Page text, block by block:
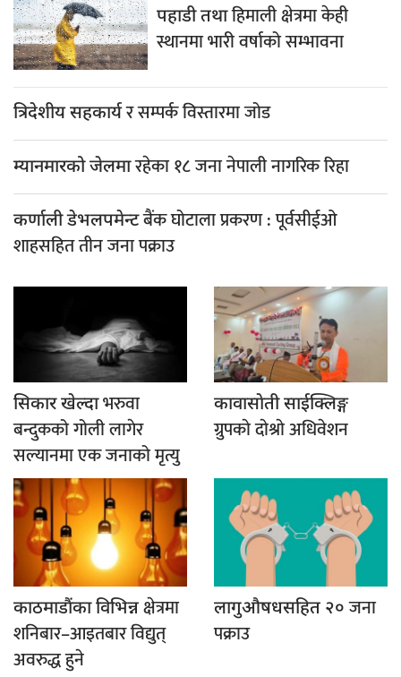
पहाडी तथाहिमाली क्षेत्रमा केही
स्थानमा भारी वर्षाको सम्भावना
त्रिदेशीय सहकार्यर सम्पर्क विस्तारमा जोड
म्यानमारको जेलमारहेका १८ जना नेपाली नागरिक रिहा
कर्णाली डेभलपमेन्टबैंक घोटाला प्रकरण : पूर्वसीईओ
शाहसहित तीन जना पक्राउ
सिकार खेल्दाभरुवा
बन्दुकको गोली लागेर
सल्यानमा एक जनाको मृत्यु
कावासाेती साईक्लिङ्ग
ग्रुपकाे दाेश्राे अधिवेशन
काठमाडौंका विभिन्नक्षेत्रमा
शनिबार–आइतबार विद्युत्
अवरुद्ध हुने
लागुऔषधसहित २०जना
पक्राउ